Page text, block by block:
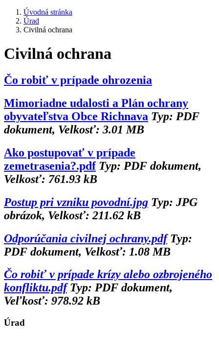
Úvodná stránka
Úrad
Civilná ochrana
Civilná ochrana
Čo robiť v prípade ohrozenia
Mimoriadne udalosti a Plán ochrany
obyvateľstva Obce Richnava Typ: PDF
dokument, Velkosť: 3.01 MB
Ako postupovať v prípade
zemetrasenia?.pdfTyp: PDF dokument,
Velkosť: 761.93 kB
Postup pri vzniku povodní.jpg Typ: JPG
obrázok, Velkosť: 211.62 kB
Odporúčania civilnej ochrany.pdfTyp:
PDF dokument, Velkosť: 1.08 MB
Čo robiť v prípade krízy alebo ozbrojeného
konfliktu.pdfTyp: PDF dokument,
Veľkosť: 978.92 kB
Úrad